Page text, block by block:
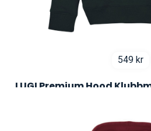
549 kr
LUGI Premium Hood